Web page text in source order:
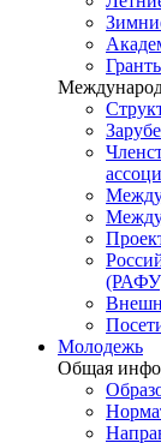
Молодежь
Общая